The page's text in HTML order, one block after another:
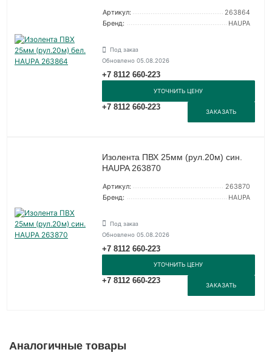
Артикул:
263864
Бренд:
HAUPA
Под заказ
Обновлено 05.08.2026
+7 8112 660-223
УТОЧНИТЬ ЦЕНУ
+7 8112 660-223
ЗАКАЗАТЬ
Изолента ПВХ 25мм (рул.20м) син.
HAUPA 263870
Артикул:
263870
Бренд:
HAUPA
Под заказ
Обновлено 05.08.2026
+7 8112 660-223
УТОЧНИТЬ ЦЕНУ
+7 8112 660-223
ЗАКАЗАТЬ
Аналогичные товары